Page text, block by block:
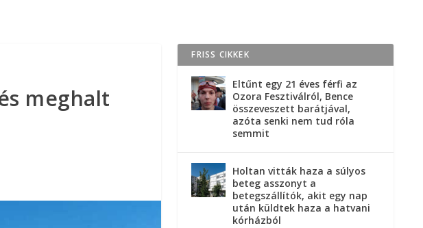
meghalt
FRISS CIKKEK
Eltűnt egy 21 éves férfi az
Ozora Fesztiválról, Bence
összeveszett barátjával,
azóta senki nem tud róla
semmit
Holtan vitták haza a súlyos
beteg asszonyt a
betegszállítók, akit egy nap
után küldtek haza a hatvani
kórházból